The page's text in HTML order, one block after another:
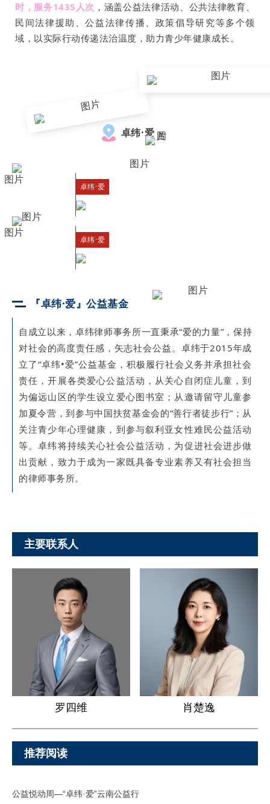
时，服务1435人次 ，涵盖公益法律活动、公共法律教育、
民间法律援助、公益法律传播、政策倡导研究等多个领
域，以实际行动传递法治温度，助力青少年健康成长。
卓纬·爱
卓纬·爱
卓纬·爱
『卓纬·爱』公益基金
自成立以来，卓纬律师事务所一直秉承“爱的力量”，保持
对社会的高度责任感，矢志社会公益。卓纬于2015年成
立了“卓纬•爱”公益基金，积极履行社会义务并承担社会
责任，开展各类爱心公益活动，从关心自闭症儿童，到
为偏远山区的学生设立爱心图书室；从邀请留守儿童参
加夏令营，到参与中国扶贫基金会的“善行者徒步行”；从
关注青少年心理健康，到参与叙利亚女性难民公益活动
等。卓纬将持续关心社会公益活动，为促进社会进步做
出贡献，致力于成为一家既具备专业素养又有社会担当
的律师事务所。
主要联系人
罗四维 肖楚逸
推荐阅读
公益悦动周—“卓纬·爱”云南公益行